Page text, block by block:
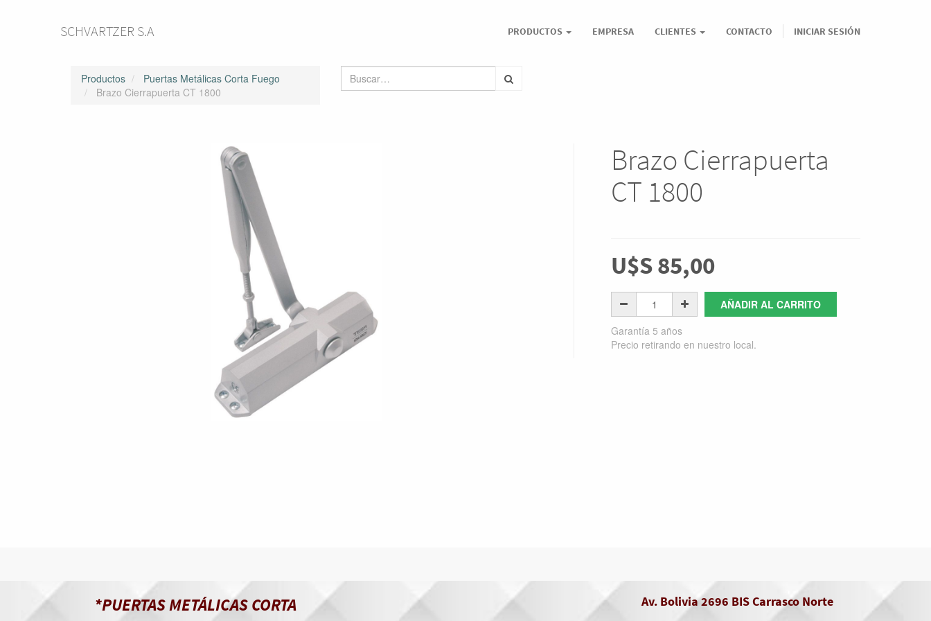
SCHVARTZER S.A PRODUCTOS EMPRESA CLIENTES CONTACTO INICIAR SESIÓN
Productos
Puertas Metálicas Corta Fuego
Brazo Cierrapuerta CT 1800
Brazo Cierrapuerta
CT 1800
U$S85,00
AÑADIR AL CARRITO
Garantía 5 años
Precio retirando en nuestro local.
*PUERTAS METÁLICAS CORTA
Av. Bolivia 2696 BIS Carrasco Norte